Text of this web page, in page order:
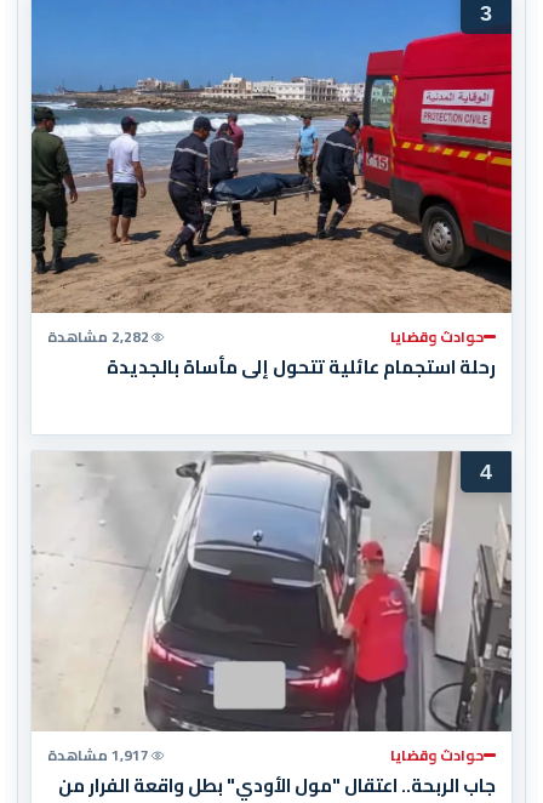
3
حوادث وقضايا 2,282 مشاهدة
رحلة استجمام عائلية تتحول إلى مأساة بالجديدة
4
حوادث وقضايا 1,917 مشاهدة
جاب الربحة.. اعتقال "مول الأودي" بطل واقعة الفرار من